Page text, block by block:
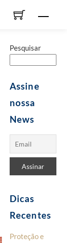
Pesquisar
Assine
nossa
News
Dicas
Recentes
Proteção e